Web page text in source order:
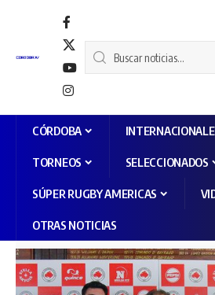
CÓRDOBA
TORNEOS SELECCIONADOS
SÚPER RUGBY AMERICAS
OTRAS NOTICIAS